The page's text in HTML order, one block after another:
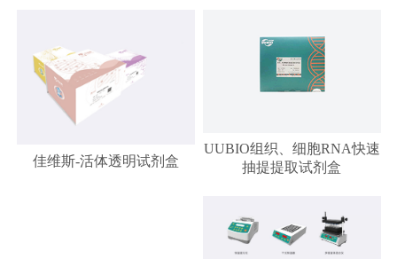
佳维斯-活体透明试剂盒
UUBIO组织、细胞RNA快速
抽提提取试剂盒